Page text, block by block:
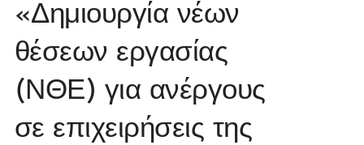
«Δημιουργία νέων
θέσεων εργασίας
(ΝΘΕ) για ανέργους
σε επιχειρήσεις της